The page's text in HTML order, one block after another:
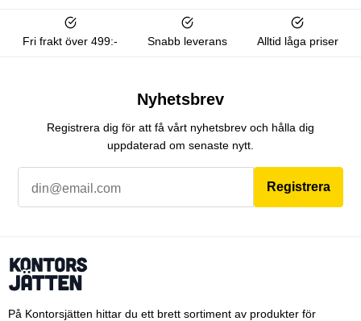
Fri frakt över 499:- Snabb leverans Alltid låga priser
Nyhetsbrev
Registrera dig för att få vårt nyhetsbrev och hålla dig
uppdaterad om senaste nytt.
Registrera
På Kontorsjätten hittar du ett brett sortiment av produkter för